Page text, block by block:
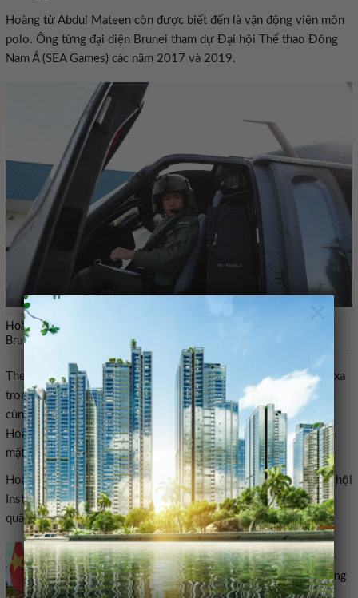
×
Hoàng tử Abdul Mateen còn được biết đến là vận động viên môn
polo. Ông từng đại diện Brunei tham dự Đại hội Thể thao Đông
Nam Á (SEA Games) các năm 2017 và 2019.
Hoàng tử Abdul Mateen là Trung tá trong Không quân Hoàng gia
Brunei. Ảnh: X/@tmski
Theo Reutersvà Malay Mail, Hoàng tử Abdul Mateen đứng khá xa
trong thứ tự kế vị ngai vàng. Song nhờ thường xuyên xuất hiện
cùng Quốc vương trong các chuyến công du, hội nghị quốc tế,
Hoàng tử Abdul Mateen dần trở thành một trong những gương
mặt đại diện của Hoàng gia Brunei trên trường quốc tế.
Hoàng tử hiện sở hữu hơn 3 triệu người theo dõi trên mạng xã hội
Instagram, nơi ông thường đăng tải hình ảnh về các hoạt động
quân sự, thể thao, đời sống gia đình và các sự kiện ngoại giao.
Thủ tướng đề xuất 4 trọng tâm nhằm tăng cường